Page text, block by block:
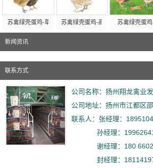
苏禽绿壳蛋鸡-草鸡型苏禽绿壳蛋鸡-高产型 苏禽绿壳蛋鸡
新闻资讯
联系方式
公司名称：扬州翔龙禽业
公司地址：扬州市江都区
联系人：张经理：
孙经理：
谢经理：180 6602
封经理：